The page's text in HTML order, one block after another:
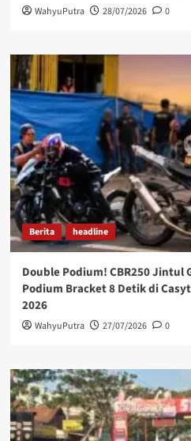
WahyuPutra 28/07/2026 0
Berita headline
Double Podium! CBR250 Jintul
Podium Bracket 8 Detik di
2026
WahyuPutra 27/07/2026 0